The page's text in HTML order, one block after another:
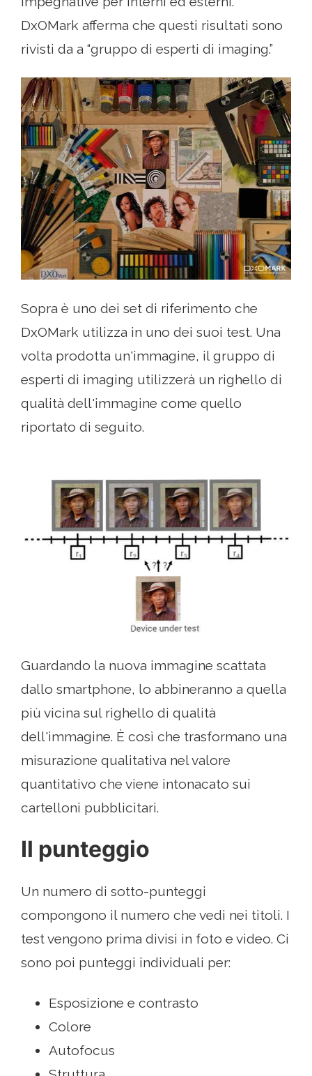
DxOMark afferma che questi risultati sono
rivisti da a “gruppo di esperti di imaging.”
Sopra è uno dei set di riferimento che
DxOMark utilizza in uno dei suoi test. Una
volta prodotta un'immagine, il gruppo di
esperti di imaging utilizzerà un righello di
qualità dell'immagine come quello
riportato di seguito.
Guardando la nuova immagine scattata
dallo smartphone, lo abbineranno a quella
più vicina sul righello di qualità
dell'immagine. È così che trasformano una
misurazione qualitativa nel valore
quantitativo che viene intonacato sui
cartelloni pubblicitari.
Il punteggio
Un numero di sotto-punteggi
compongono il numero che vedi nei titoli. I
test vengono prima divisi in foto e video. Ci
sono poi punteggi individuali per:
Esposizione e contrasto
Colore
Autofocus